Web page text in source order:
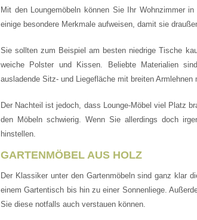
Mit den Loungemöbeln können Sie Ihr Wohnzimmer
einige besondere Merkmale aufweisen, damit sie
Sie sollten zum Beispiel am besten niedrige Tische
weiche Polster und Kissen. Beliebte Materialien
ausladende Sitz- und Liegefläche mit breiten
Der Nachteil ist jedoch, dass Lounge-Möbel viel Platz
den Möbeln schwierig. Wenn Sie allerdings doch
hinstellen.
GARTENMÖBEL AUS HOLZ
Der Klassiker unter den Gartenmöbeln sind ganz klar
einem Gartentisch bis hin zu einer Sonnenliege.
Sie diese notfalls auch verstauen können.